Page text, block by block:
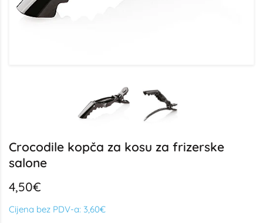
Crocodile kopča za kosu za frizerske
salone
4,50€
Cijena bez PDV-a: 3,60€